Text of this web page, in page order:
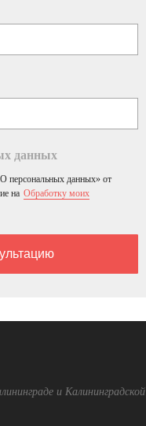
данных
персональных данных» от
на Обработку моих
и Калининградской